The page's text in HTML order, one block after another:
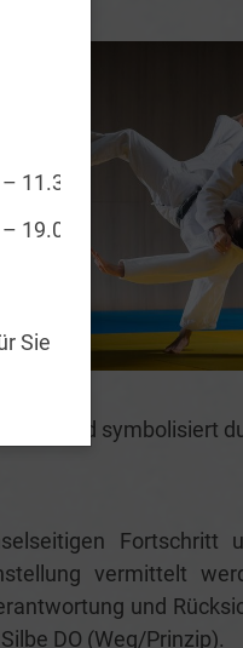
wird symbolisiert
Fortschritt
vermittelt
und
DO (Weg/Prinzip).
11.30 Uhr
19.00 Uhr
Sie